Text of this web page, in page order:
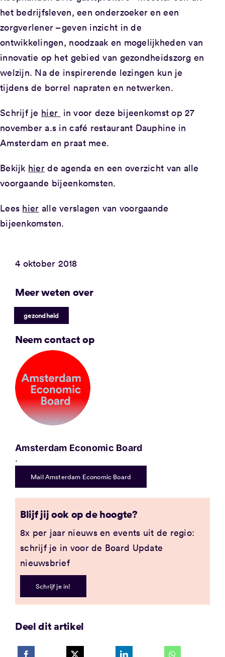
het bedrijfsleven, een onderzoeker en een
zorgverlener –geven inzicht in de
ontwikkelingen, noodzaak en mogelijkheden van
innovatie op het gebied van gezondheidszorg en
welzijn. Na de inspirerende lezingen kun je
tijdens de borrel napraten en netwerken.
Schrijf je hier in voor deze bijeenkomst op 27
november a.s in café restaurant Dauphine in
Amsterdam en praat mee.
Bekijk hierde agenda en een overzicht van alle
voorgaande bijeenkomsten.
Lees hier alle verslagen van voorgaande
bijeenkomsten.
4 oktober 2018
Meer weten over
gezondheid
Neem contact op
Amsterdam Economic Board
.
Mail Amsterdam Economic Board
Blijf jij ook op de hoogte?
8x per jaar nieuws en events uit de regio:
schrijf je in voor de Board Update
nieuwsbrief
Schrijf je in!
Deel dit artikel